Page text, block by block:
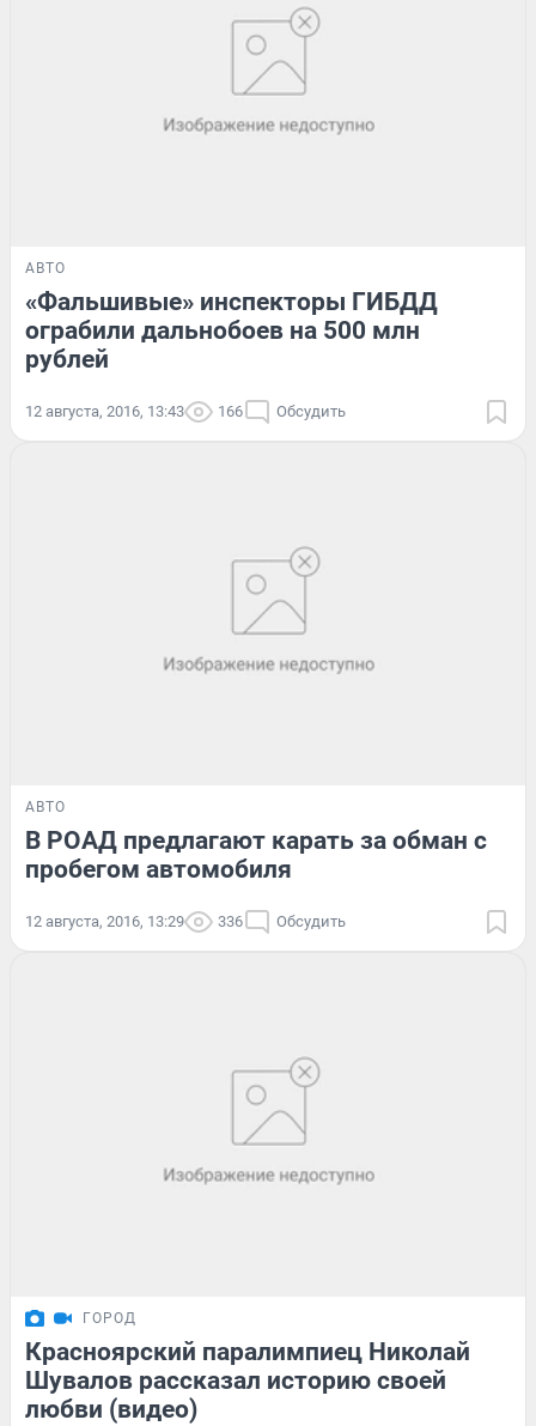
АВТО
«Фальшивые» инспекторы ГИБДД
ограбили дальнобоев на 500 млн
рублей
12 августа, 2016, 13:43 166 Обсудить
АВТО
В РОАД предлагают карать за обман с
пробегом автомобиля
12 августа, 2016, 13:29 336 Обсудить
ГОРОД
Красноярский паралимпиец Николай
Шувалов рассказал историю своей
любви (видео)